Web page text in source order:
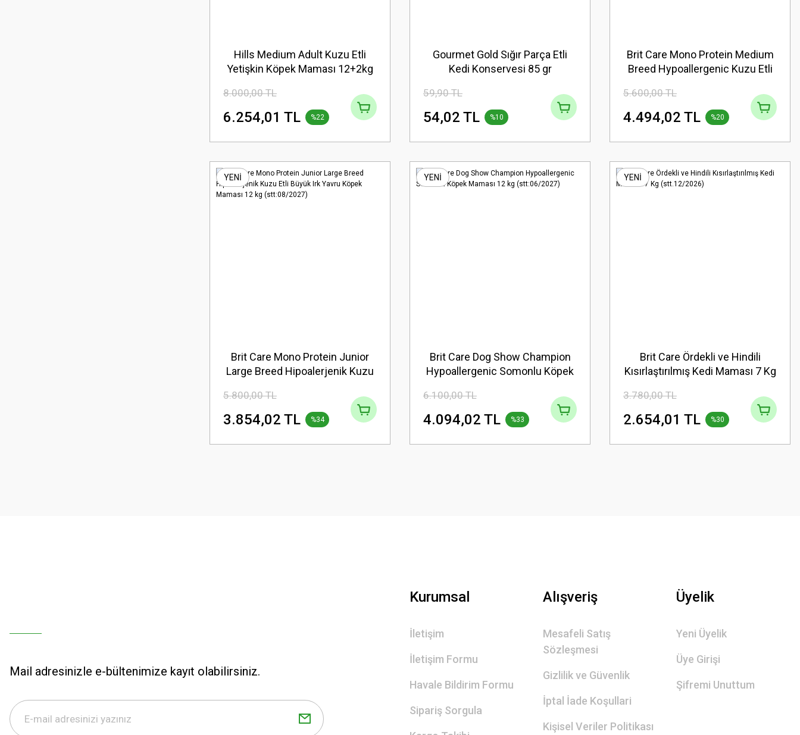
Hills Medium Adult Kuzu Etli
Yetişkin Köpek Maması 12+2kg
8.000,00 TL
6.254,01 TL %22
Gourmet Gold Sığır Parça Etli
Kedi Konservesi 85 gr
59,90 TL
54,02 TL %10
Brit Care Mono Protein Medium
Breed Hypoallergenic Kuzu Etli
(stt:08/2027)
5.600,00 TL
4.494,02 TL %20
YENİ
Brit Care Mono Protein Junior
Large Breed Hipoalerjenik Kuzu
Maması 12 kg (stt:08/2027)
5.800,00 TL
3.854,02 TL %34
YENİ
Brit Care Dog Show Champion
Hypoallergenic Somonlu Köpek
6.100,00 TL
4.094,02 TL %33
YENİ
Brit Care Ördekli ve Hindili
Kısırlaştırılmış Kedi Maması 7 Kg
3.780,00 TL
2.654,01 TL %30
Mail adresinizle e-bültenimize kayıt olabilirsiniz.
Kurumsal
İletişim
İletişim Formu
Havale Bildirim Formu
Sipariş Sorgula
Alışveriş
Mesafeli Satış
Sözleşmesi
Gizlilik ve Güvenlik
İptal İade Koşullari
Kişisel Veriler Politikası
Üyelik
Yeni Üyelik
Üye Girişi
Şifremi Unuttum